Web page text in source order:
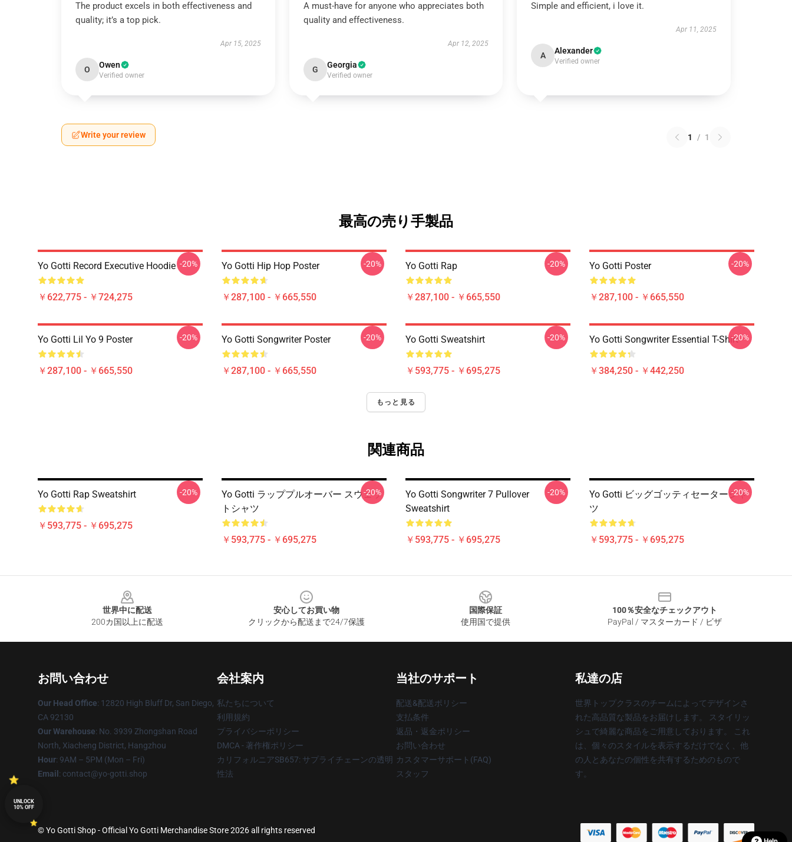
The product excels in both effectiveness and
quality; it’s a top pick.
Apr 15, 2025
O Owen
Verified owner
A must-have for anyone who appreciates both
quality and effectiveness.
Apr 12, 2025
G Georgia
Verified owner
Simple and efficient, i love it.
Apr 11, 2025
A Alexander
Verified owner
Write your review 1 / 1
最高の売り手製品
Yo Gotti Record Executive Hoodie
￥622,775 - ￥724,275
-20% Yo Gotti Hip Hop Poster
￥287,100 - ￥665,550
-20% Yo Gotti Rap
￥287,100 - ￥665,550
-20% Yo Gotti Poster
￥287,100 - ￥665,550
-20%
Yo Gotti Lil Yo 9 Poster
￥287,100 - ￥665,550
-20% Yo Gotti Songwriter Poster
￥287,100 - ￥665,550
-20% Yo Gotti Sweatshirt
￥593,775 - ￥695,275
-20% Yo Gotti Songwriter Essential T-Shirt
￥384,250 - ￥442,250
-20%
もっと見る
関連商品
Yo Gotti Rap Sweatshirt
￥593,775 - ￥695,275
-20%
Yo Gotti ラッププルオーバー スウェッ
トシャツ
￥593,775 - ￥695,275
-20%
Yo Gotti Songwriter 7 Pullover
Sweatshirt
￥593,775 - ￥695,275
-20%
Yo Gotti ビッグゴッティセーターシャ
ツ
￥593,775 - ￥695,275
-20%
世界中に配送
200カ国以上に配送
安心してお買い物
クリックから配送まで24/7保護
国際保証
使用国で提供
100％安全なチェックアウト
PayPal / マスターカード / ビザ
お問い合わせ
Our Head Office: 12820 High Bluff Dr, San Diego,
CA 92130
Our Warehouse: No. 3939 Zhongshan Road
North, Xiacheng District, Hangzhou
Hour: 9AM – 5PM (Mon – Fri)
Email : contact@yo-gotti.shop
会社案内
私たちについて
利用規約
プライバシーポリシー
DMCA - 著作権ポリシー
カリフォルニアSB657: サプライチェーンの透明
性法
当社のサポート
配送&配送ポリシー
支払条件
返品・返金ポリシー
お問い合わせ
カスタマーサポート(FAQ)
スタッフ
私達の店
世界トップクラスのチームによってデザインさ
れた高品質な製品をお届けします。 スタイリッ
シュで綺麗な商品をご用意しております。 これ
は、個々のスタイルを表示するだけでなく、他
の人とあなたの個性を共有するためのもので
す。
© Yo Gotti Shop - Official Yo Gotti Merchandise Store 2026 all rights reserved
UNLOCK
10% OFF